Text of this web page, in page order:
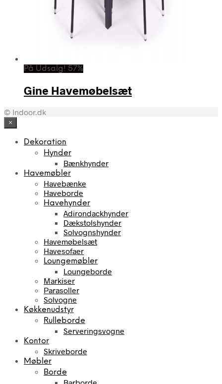
På Udsalg! 57%
Gine Havemøbelsæt
© Indoor.dk
×
Dekoration
Hynder
Bænkhynder
Havemøbler
Havebænke
Haveborde
Havehynder
Adirondackhynder
Dækstolshynder
Solvognshynder
Havemøbelsæt
Havesofaer
Loungemøbler
Loungeborde
Markiser
Parasoller
Solvogne
Køkkenudstyr
Rulleborde
Serveringsvogne
Kontor
Skriveborde
Møbler
Borde
Barborde